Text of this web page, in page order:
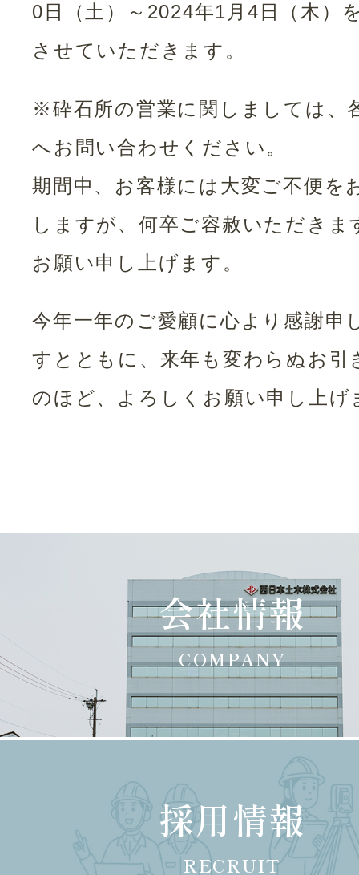
0日（土）～2024年1月4日（木）
させていただきます。
※砕石所の営業に関しましては、
へお問い合わせください。
期間中、お客様には大変ご不便を
しますが、何卒ご容赦いただきま
お願い申し上げます。
今年一年のご愛顧に心より感謝申
すとともに、来年も変わらぬお引
のほど、よろしくお願い申し上げ
会社情報
COMPANY
採用情報
RECRUIT